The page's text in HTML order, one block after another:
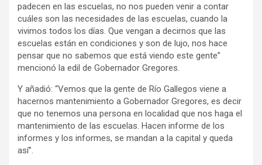
padecen en las escuelas, no nos pueden venir a contar
cuáles son las necesidades de las escuelas, cuando la
vivimos todos los días. Que vengan a decirnos que las
escuelas están en condiciones y son de lujo, nos hace
pensar que no sabemos que está viendo este gente”
mencionó la edil de Gobernador Gregores.
Y añadió: “Vemos que la gente de Río Gallegos viene a
hacernos mantenimiento a Gobernador Gregores, es decir
que no tenemos una persona en localidad que nos haga el
mantenimiento de las escuelas. Hacen informe de los
informes y los informes, se mandan a la capital y queda
así”.